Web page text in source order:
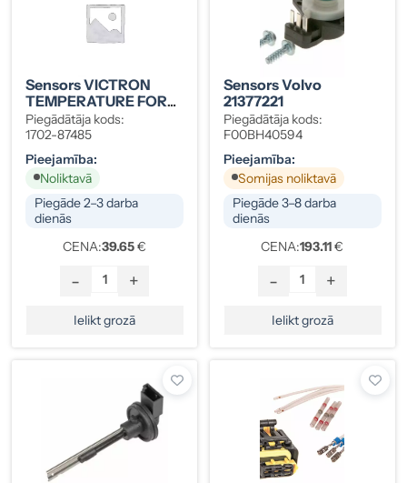
Sensors VICTRON
TEMPERATURE FOR
BMV-702/712 1702-
87485
Piegādātāja kods:
1702-87485
Pieejamība:
Noliktavā
Piegāde 2–3 darba
dienās
CENA:39.65€
- +
Ielikt grozā
Sensors Volvo
21377221
Piegādātāja kods:
F00BH40594
Pieejamība:
Somijas noliktavā
Piegāde 3–8 darba
dienās
CENA:193.11€
- +
Ielikt grozā